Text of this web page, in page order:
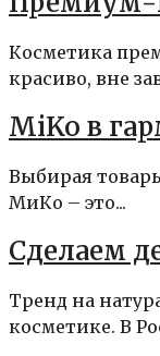
Косметика
красиво, вне
MiKo в
Выбирая
МиКо – это...
Сделаем
Тренд на
косметике. В